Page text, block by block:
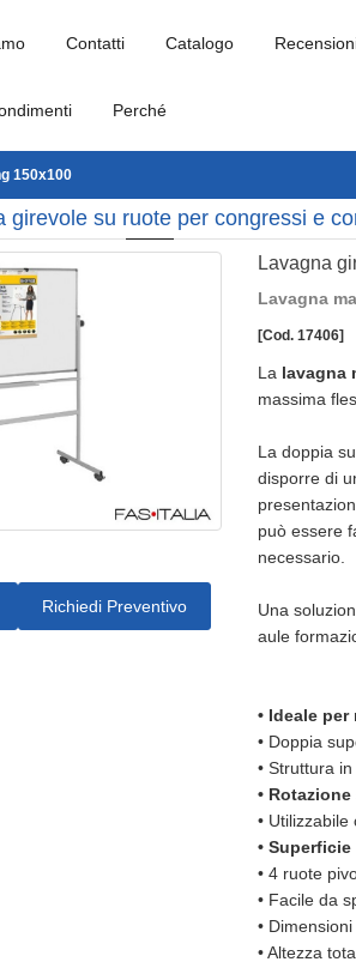
Contatti Catalogo
Perché
150x100
girevole su ruote per congressi e
Richiedi Preventivo
Lavagna
Lavagna
[Cod. 17406]
La lavagna
massima
La doppia
disporre di
può essere
necessario.
Una
aule
• Ideale per
• Doppia
• Struttura
•
• Utilizzabile
• Superficie
• 4 ruote
• Facile da
•
•Altezza